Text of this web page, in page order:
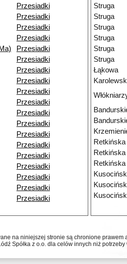
Przesiadki
Przesiadki
Przesiadki
Przesiadki
Przesiadki
Przesiadki
Przesiadki
Przesiadki
Przesiadki
Przesiadki
Przesiadki
Przesiadki
Przesiadki
Przesiadki
Przesiadki
Przesiadki
Przesiadki
Przesiadki
Przesiadki
Struga
Struga
Struga
Struga
Struga
Struga
Łąkowa
Retkińska
Retkińska
Retkińska
na niniejszej stronie są chronione
Spółka z o.o. dla celów innych niż